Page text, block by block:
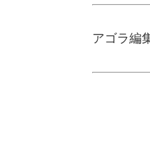
アゴラ編